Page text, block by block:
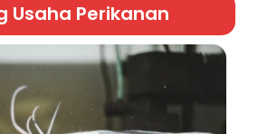
Usaha Perikanan